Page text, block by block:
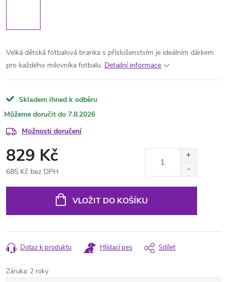
Velká dětská fotbalová branka s příslušenstvím je ideálním dárkem
pro každého milovníka fotbalu. Detailní informace
Skladem ihned k odběru
7.8.2026
Možnosti doručení
829 Kč
685 Kč bez DPH
VLOŽIT DO KOŠÍKU
Dotaz k produktu Hlídací pes Sdílet
Záruka: 2 roky